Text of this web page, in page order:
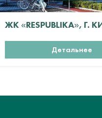
ЖК «RESPUBLIKA», Г.
Детальнее